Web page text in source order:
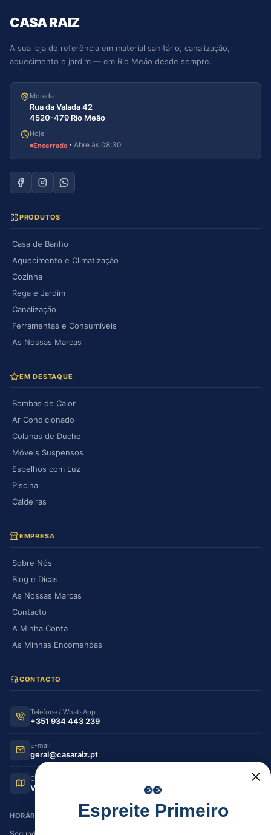
CASA RAIZ
A sua loja de referência em material sanitário, canalização,
aquecimento e jardim — em Rio Meão desde sempre.
Morada
Rua da Valada 42
4520-479 Rio Meão
Hoje
Encerrado · Abre às 08:30
PRODUTOS
Casa de Banho
Aquecimento e Climatização
Cozinha
Rega e Jardim
Canalização
Ferramentas e Consumíveis
As Nossas Marcas
EM DESTAQUE
Bombas de Calor
Ar Condicionado
Colunas de Duche
Móveis Suspensos
Espelhos com Luz
Piscina
Caldeiras
EMPRESA
Sobre Nós
Blog e Dicas
As Nossas Marcas
Contacto
A Minha Conta
As Minhas Encomendas
CONTACTO
Telefone / WhatsApp
+351 934 443 239
E-mail
geral@casaraiz.pt
Como chegar
Ver no Google Maps
HORÁRIO DE FUNCIONAMENTO
Segunda — Sexta
👀
Espreite Primeiro